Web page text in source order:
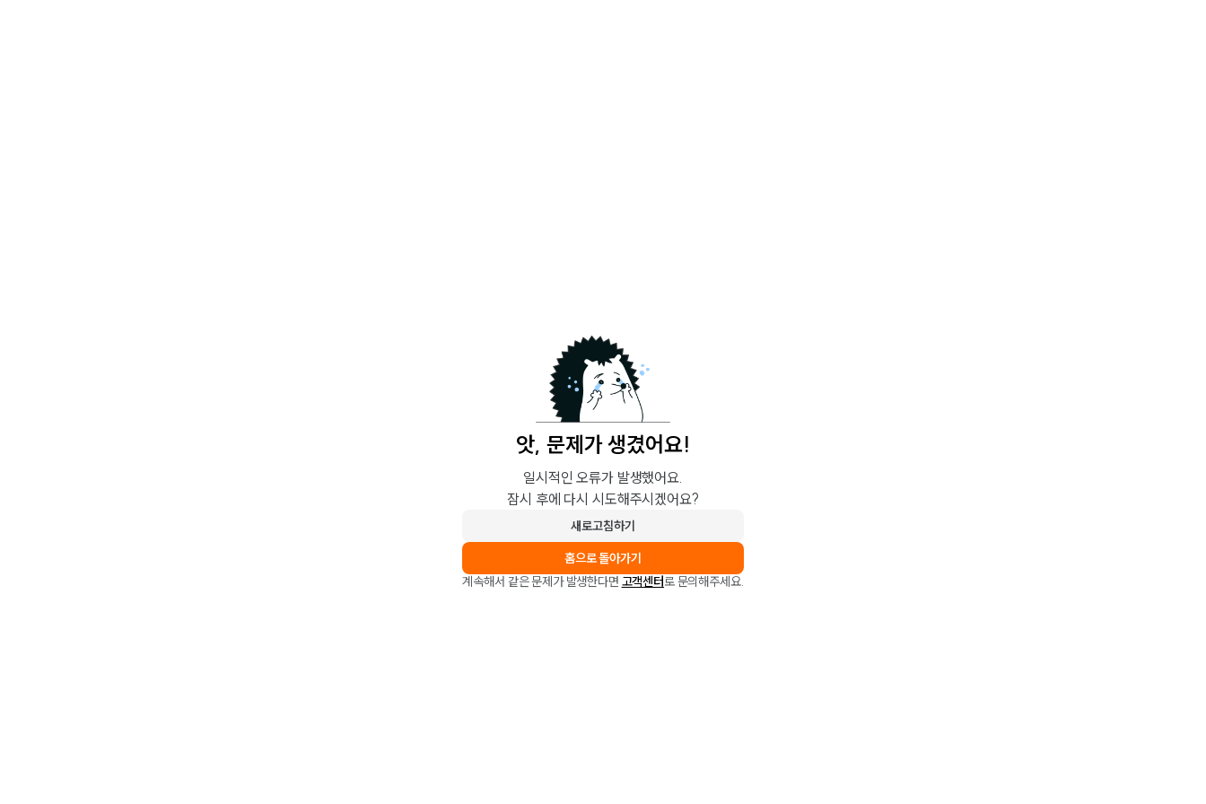
앗, 문제가 생겼어요!
일시적인 오류가 발생했어요.
잠시 후에 다시 시도해주시겠어요?
새로고침하기
홈으로 돌아가기
계속해서 같은 문제가 발생한다면 고객센터로 문의해주세요.